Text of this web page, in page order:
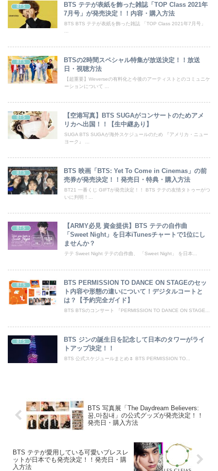
BTS
BTS テテが表紙を飾った雑誌「TOP Class 2021年
7月号」が発売決定！！内容・購入方法
BTS BTS テテが表紙を飾った雑誌 「TOP Class 2021年7月号」
BTS
BTSの2時間スペシャル特集が放送決定！！放送
日・視聴方法
【超重要】Weverseの有料化と今後のアーティストとのコミュニケ
ーションについて ...
BTS
【空港写真】BTS SUGAがコンサートのためアメ
リカへ出国！！【生中継あり】
SUGA BTS SUGAが海外スケジュールのため 『アメリカ・ニュー
ヨーク』 ...
BTS
BTS 映画「BTS: Yet To Come in Cinemas」の前
売券が発売決定！！発売日・特典・購入方法
BT21 一番くじ GIFTが発売決定！！ BTS テテの友情タトゥーがつ
いに判明！...
BTS
【ARMY必見 資金提供】BTS テテの自作曲
「Sweet Night」を日本iTunesチャートで1位にし
ませんか？
テテ Sweet Night テテの自作曲、 「Sweet Night」 を日本...
BTS
BTS PERMISSION TO DANCE ON STAGEのセッ
ト内容や形態の違いについて！デジタルコートと
は？【予約完全ガイド】
BTS BTSのコンサート 『PERMISSION TO DANCE ON STAGE...
BTS
BTS ジンの誕生日を記念して日本のタワーがライ
トアップ決定！！
BTS 公式スケジュールまとめ🌷 BTS PERMISSION TO...
BTS 写真展「The Daydream Believers:
꿈,마침내」の公式グッズが発売決定！！
発売日・購入方法
BTS テテが愛用している可愛いブレスレ
ットが日本でも発売決定！！発売日・購
入方法